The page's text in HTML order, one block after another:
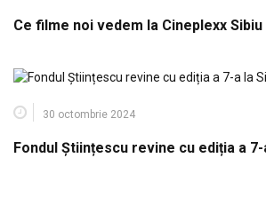
Ce filme noi vedem la Cineplexx
30 octombrie 2024
Fondul Științescu revine cu ediția a 7-